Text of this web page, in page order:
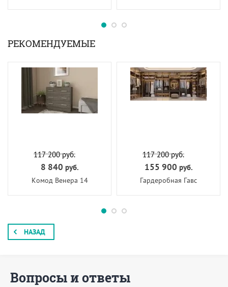
РЕКОМЕНДУЕМЫЕ
117 200руб.
8 840 руб.
Комод Венера 14
117 200руб.
155 900 руб.
Гардеробная Гавс
НАЗАД
Вопросы и ответы